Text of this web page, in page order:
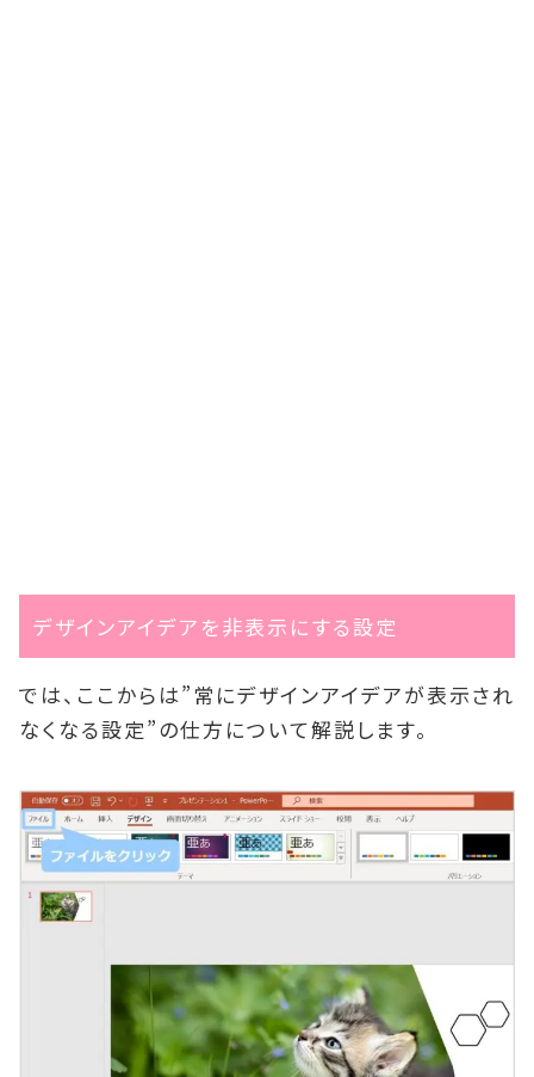
デザインアイデアを非表示にする設定
では、ここからは”常にデザインアイデアが表示され
なくなる設定”の仕方について解説します。